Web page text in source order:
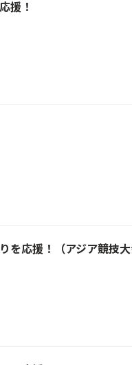
援！
を応援！（アジア競技